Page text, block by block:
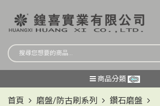
商品分類
首頁 磨盤/防古刷系列
鑽石磨盤